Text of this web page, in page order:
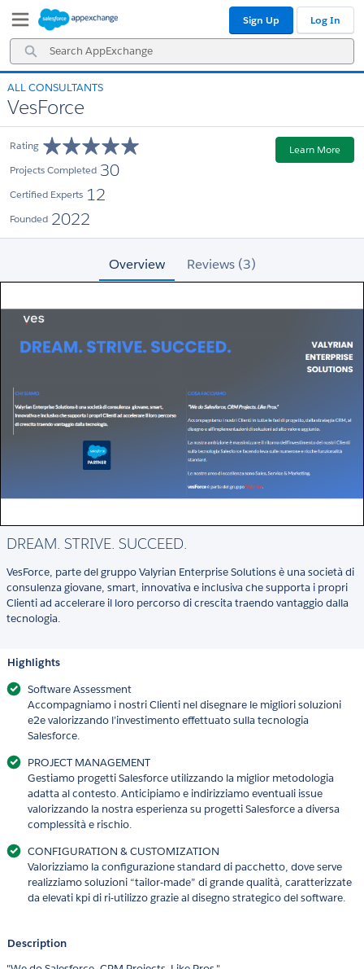
Navigation
Main
Content
Search
AppExchange
Sign Up Log In
ALL CONSULTANTS
VesForce
Rating
Projects Completed 30
Certified Experts 12
Founded 2022
Learn More
Overview Reviews (3)
DREAM. STRIVE. SUCCEED.
VesForce, parte del gruppo Valyrian Enterprise Solutions è una società di
consulenza giovane, smart, innovativa e inclusiva che supporta i propri
Clienti ad accelerare il loro percorso di crescita traendo vantaggio dalla
tecnologia.
Highlights
Software Assessment
Accompagniamo i nostri Clienti nel disegnare le migliori soluzioni
e2e valorizzando l’investimento effettuato sulla tecnologia
Salesforce.
PROJECT MANAGEMENT
Gestiamo progetti Salesforce utilizzando la miglior metodologia
adatta al contesto. Anticipiamo e indirizziamo eventuali issue
valorizzando la nostra esperienza su progetti Salesforce a diversa
complessità e rischio.
CONFIGURATION & CUSTOMIZATION
Valorizziamo la configurazione standard di pacchetto, dove serve
realizziamo soluzioni “tailor-made” di grande qualità, caratterizzate
da elevati kpi di ri-utilizzo grazie al disegno strategico del software.
Description